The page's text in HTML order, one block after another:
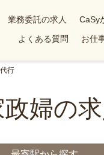
業務委託の求人 CaSy
よくある質問
お仕
行
婦の